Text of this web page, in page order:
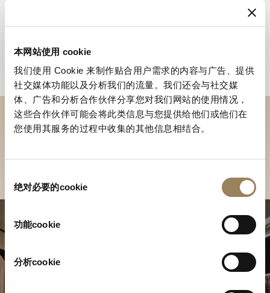
本网站使用 cookie
我们使用 Cookie 来制作贴合用户需求的内容与广告、提供
社交媒体功能以及分析我们的流量。我们还会与社交媒
体、广告和分析合作伙伴分享您对我们网站的使用情况，
这些合作伙伴可能会将此类信息与您提供给他们或他们在
您使用其服务的过程中收集的其他信息相结合。
绝对必要的cookie
功能cookie
分析cookie
到访精品店探索品牌系列
寻找精品店